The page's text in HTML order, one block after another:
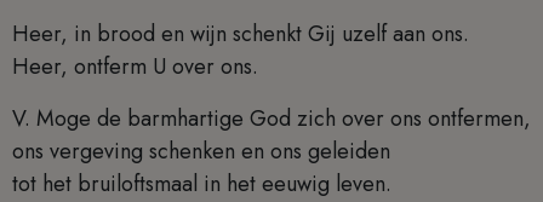
Heer, in brood en wijn schenkt Gij uzelf aan ons.
Heer, ontferm U over ons.
V. Moge de barmhartige God zich over ons ontfermen,
ons vergeving schenken en ons geleiden
tot het bruiloftsmaal in het eeuwig leven.